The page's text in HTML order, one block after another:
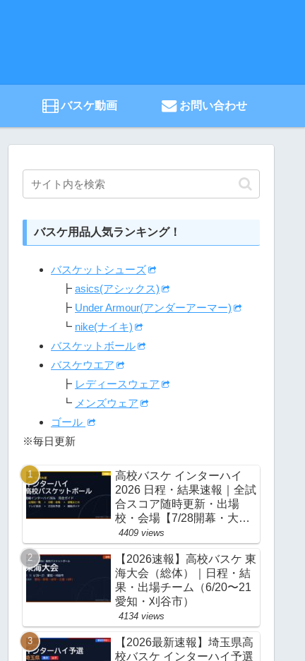
バスケ動画 お問い合わせ
バスケ用品人気ランキング！
バスケットシューズ
┣ asics(アシックス)
┣ Under Armour(アンダーアーマー)
┗ nike(ナイキ)
バスケットボール
バスケウエア
┣ レディースウェア
┗ メンズウェア
ゴール
※毎日更新
高校バスケ インターハイ
2026 日程・結果速報｜全試
合スコア随時更新・出場
校・会場【7/28開幕・大
阪】
4409 views
【2026速報】高校バスケ 東
海大会（総体）｜日程・結
果・出場チーム（6/20〜21
愛知・刈谷市）
4134 views
【2026最新速報】埼玉県高
校バスケ インターハイ予選